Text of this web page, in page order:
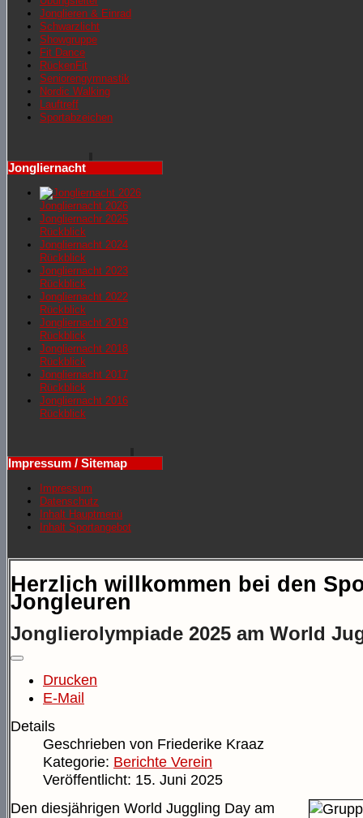
Jonglieren & Einrad
Schwarzlicht
Showgruppe
Fit Dance
RückenFit
Seniorengymnastik
Nordic Walking
Lauftreff
Sportabzeichen
Jongliernacht
Jongliernacht 2026
Jongliernachr 2025
Rückblick
Jongliernacht 2024
Rückblick
Jongliernacht 2023
Rückblick
Jongliernacht 2022
Rückblick
Jongliernacht 2019
Rückblick
Jongliernacht 2018
Rückblick
Jongliernacht 2017
Rückblick
Jongliernacht 2016
Rückblick
Impressum / Sitemap
Impressum
Datenschutz
Inhalt Hauptmenü
Inhalt Sportangebot
Herzlich willkommen bei den
Jongleuren
Jonglierolympiade 2025 am World
Drucken
E-Mail
Details
Geschrieben von Friederike Kraaz
Kategorie: Berichte Verein
Veröffentlicht: 15. Juni 2025
Den diesjährigen World Juggling Day am